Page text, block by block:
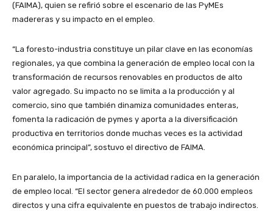
(FAIMA), quien se refirió sobre el escenario de las PyMEs
madereras y su impacto en el empleo.
“La foresto-industria constituye un pilar clave en las economías
regionales, ya que combina la generación de empleo local con la
transformación de recursos renovables en productos de alto
valor agregado. Su impacto no se limita a la producción y al
comercio, sino que también dinamiza comunidades enteras,
fomenta la radicación de pymes y aporta a la diversificación
productiva en territorios donde muchas veces es la actividad
económica principal”, sostuvo el directivo de FAIMA.
En paralelo, la importancia de la actividad radica en la generación
de empleo local. “El sector genera alrededor de 60.000 empleos
directos y una cifra equivalente en puestos de trabajo indirectos.